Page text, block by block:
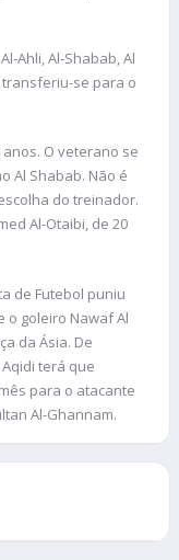
Ahli, Al-Shabab, Al
transferiu-se para o
O veterano se
Al Shabab. Não é
do treinador.
Al-Otaibi, de 20
de Futebol puniu
o goleiro Nawaf Al
da Ásia. De
terá que
para o atacante
Al-Ghannam.